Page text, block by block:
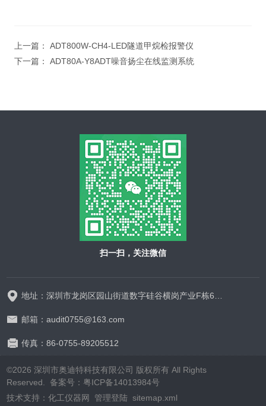
上一篇： ADT800W-CH4-LED隧道甲烷检报警仪
下一篇： ADT80A-Y8ADT噪音扬尘在线监测系统
扫一扫，关注微信
地址：深圳市龙岗区园山街道数字硅谷横岗产业F栋628-629
邮箱：audit0755@163.com
传真：86-0755-89205512
©2026 深圳市奥迪特科技有限公司 版权所有 All Rights
Reserved. 备案号：粤ICP备14013984号
技术支持：化工仪器网 管理登陆 sitemap.xml